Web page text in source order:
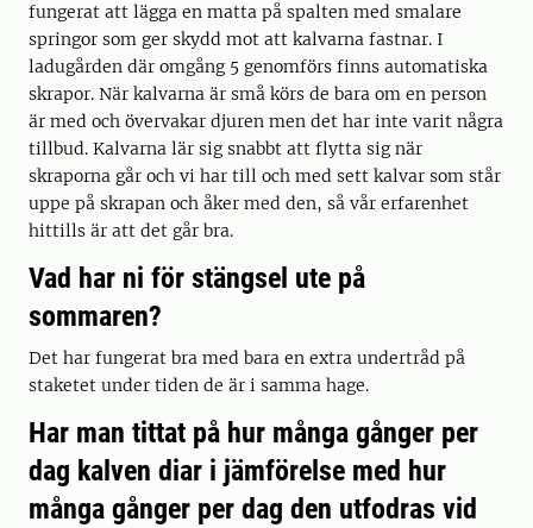
fungerat att lägga en matta på spalten med smalare
springor som ger skydd mot att kalvarna fastnar. I
ladugården där omgång 5 genomförs finns automatiska
skrapor. När kalvarna är små körs de bara om en person
är med och övervakar djuren men det har inte varit några
tillbud. Kalvarna lär sig snabbt att flytta sig när
skraporna går och vi har till och med sett kalvar som står
uppe på skrapan och åker med den, så vår erfarenhet
hittills är att det går bra.
Vad har ni för stängsel ute på
sommaren?
Det har fungerat bra med bara en extra undertråd på
staketet under tiden de är i samma hage.
Har man tittat på hur många gånger per
dag kalven diar i jämförelse med hur
många gånger per dag den utfodras vid